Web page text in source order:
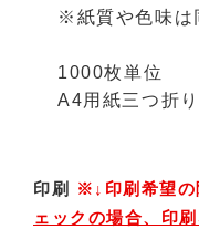
※紙質や色味は
1000枚単位
A4用紙三つ折
印刷 ※↓印刷希望の
ェックの場合、印